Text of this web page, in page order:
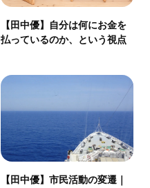
【田中優】自分は何にお金を
払っているのか、という視点
【田中優】市民活動の変遷｜